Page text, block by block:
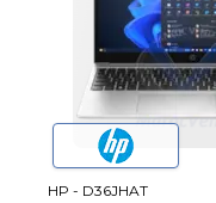
HP - D36JHAT